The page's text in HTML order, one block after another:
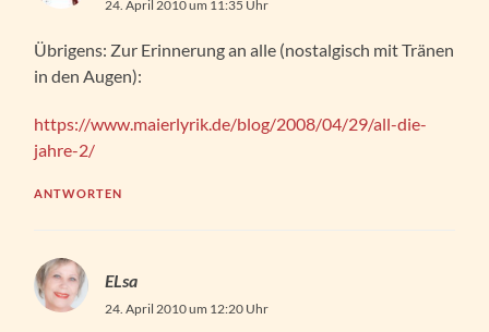
24. April 2010 um 11:35 Uhr
Übrigens: Zur Erinnerung an alle (nostalgisch mit Tränen
in den Augen):
https://www.maierlyrik.de/blog/2008/04/29/all-die-
jahre-2/
ANTWORTEN
ELsa
24. April 2010 um 12:20 Uhr